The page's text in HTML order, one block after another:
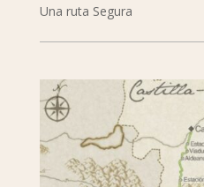
Una ruta Segura